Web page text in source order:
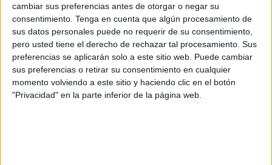
cambiar sus preferencias antes de otorgar o negar su
consentimiento. Tenga en cuenta que algún procesamiento de
sus datos personales puede no requerir de su consentimiento,
pero usted tiene el derecho de rechazar tal procesamiento. Sus
preferencias se aplicarán solo a este sitio web. Puede cambiar
sus preferencias o retirar su consentimiento en cualquier
momento volviendo a este sitio y haciendo clic en el botón
"Privacidad" en la parte inferior de la página web.
pasteles. No había duda de que ese era el lugar en el que
se estaba creando algo muy ‘dulce’.
Allí se encontraban todos sus trabajadores con ‘las manos
en la masa’, elaborando sus productos desde cero. Así,
pudimos ver cómo tenían a su alrededor todos los
ingredientes que se necesitan para elaborar estos dulces